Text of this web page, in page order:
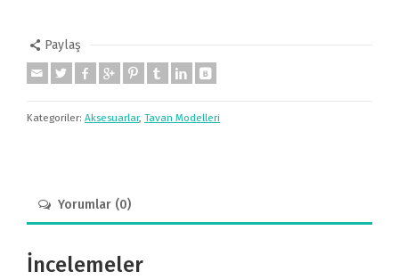
Paylaş
Kategoriler: Aksesuarlar, Tavan Modelleri
Yorumlar (0)
İncelemeler